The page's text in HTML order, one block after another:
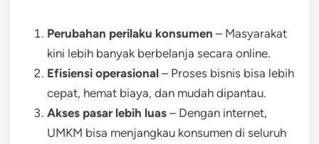
Perubahan perilaku konsumen – Masyarakat
kini lebih banyak berbelanja secara online.
Efisiensi operasional – Proses bisnis bisa lebih
cepat, hemat biaya, dan mudah dipantau.
Akses pasar lebih luas – Dengan internet,
UMKM bisa menjangkau konsumen di seluruh